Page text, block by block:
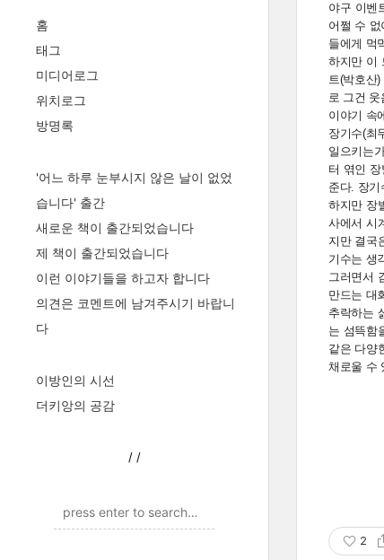
홈
태그
미디어로그
위치로그
방명록
'어느 하루 눈부시지 않은 날이 없었
습니다' 출간
새로운 책이 출간되었습니다
제 책이 출간되었습니다
이런 이야기들을 하고자 합니다
의견은 코멘트에 남겨주시기 바랍니
다
이방인의 시선
더키앙의 공감
/ /
야구 이벤
어쩔 수 없
들에게 먹
하지만 이
트(박호산
로 그건
이야기 속
장기수(최
일으키는
터 엮인
준다. 장
하지만 장
사에서 시
지만 결국
기수는 생
그러면서
만드는 대
추락하는
는 섬뜩함
같은 다양
채로울 수
2